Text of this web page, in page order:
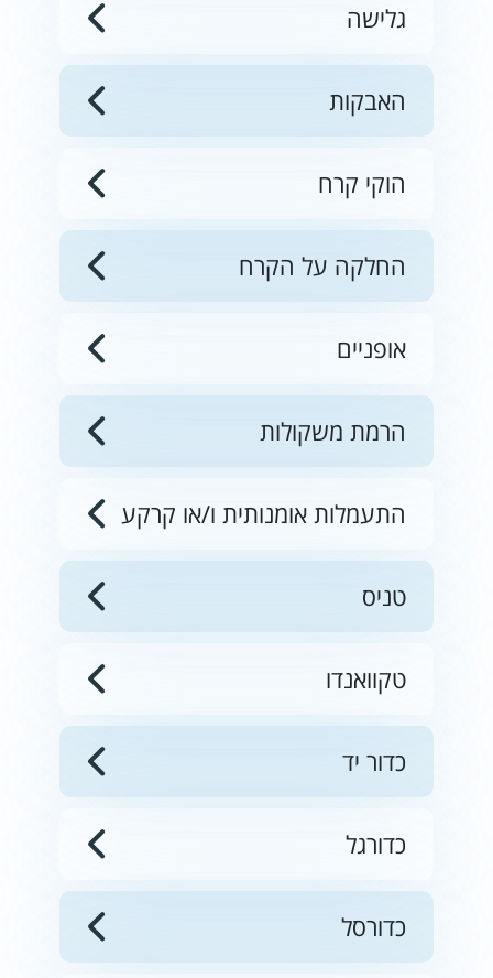
גלישה
האבקות
הוקי קרח
החלקה על הקרח
אופניים
הרמת משקולות
התעמלות אומנותית ו/או קרקע
טניס
טקוואנדו
כדור יד
כדורגל
כדורסל